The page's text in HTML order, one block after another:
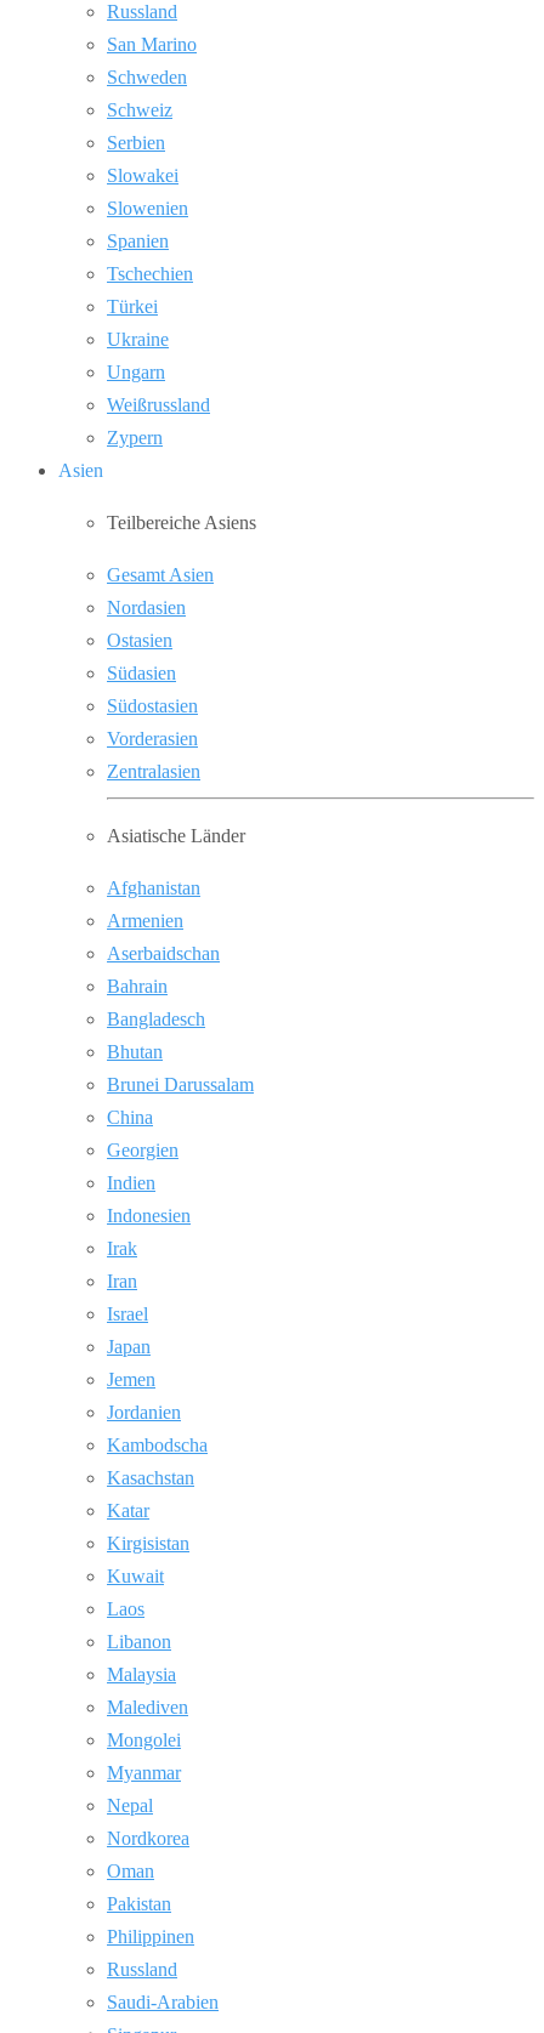
Russland
San Marino
Schweden
Schweiz
Serbien
Slowakei
Slowenien
Spanien
Tschechien
Türkei
Ukraine
Ungarn
Weißrussland
Zypern
Asien
Teilbereiche Asiens
Gesamt Asien
Nordasien
Ostasien
Südasien
Südostasien
Vorderasien
Zentralasien
Asiatische Länder
Afghanistan
Armenien
Aserbaidschan
Bahrain
Bangladesch
Bhutan
Brunei Darussalam
China
Georgien
Indien
Indonesien
Irak
Iran
Israel
Japan
Jemen
Jordanien
Kambodscha
Kasachstan
Katar
Kirgisistan
Kuwait
Laos
Libanon
Malaysia
Malediven
Mongolei
Myanmar
Nepal
Nordkorea
Oman
Pakistan
Philippinen
Russland
Saudi-Arabien